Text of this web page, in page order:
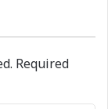
Required